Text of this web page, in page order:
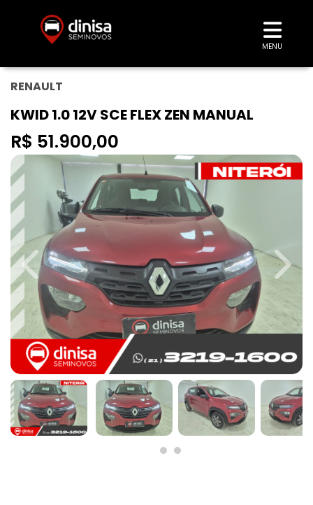
MENU
RENAULT
KWID 1.0 12V SCE FLEX ZEN MANUAL
R$ 51.900,00
Previous Next